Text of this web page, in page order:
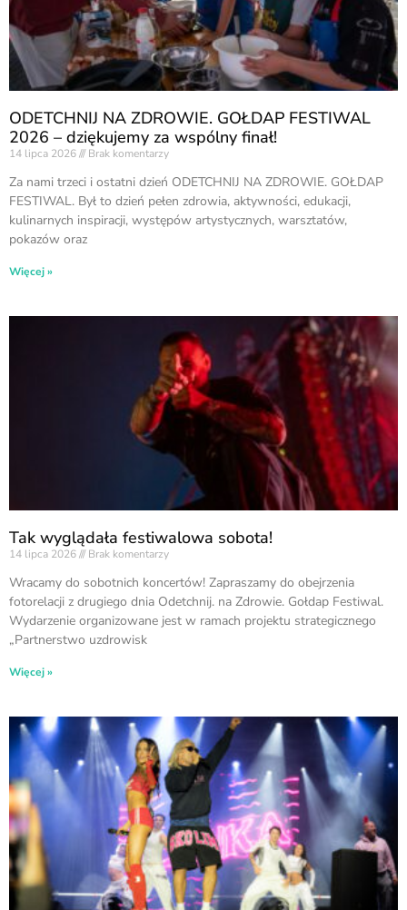
ODETCHNIJ NA ZDROWIE. GOŁDAP FESTIWAL
2026 – dziękujemy za wspólny finał!
14 lipca 2026 Brak komentarzy
Za nami trzeci i ostatni dzień ODETCHNIJ NA ZDROWIE. GOŁDAP
FESTIWAL. Był to dzień pełen zdrowia, aktywności, edukacji,
kulinarnych inspiracji, występów artystycznych, warsztatów,
pokazów oraz
Więcej »
Tak wyglądała festiwalowa sobota!
14 lipca 2026 Brak komentarzy
Wracamy do sobotnich koncertów! Zapraszamy do obejrzenia
fotorelacji z drugiego dnia Odetchnij. na Zdrowie. Gołdap Festiwal.
Wydarzenie organizowane jest w ramach projektu strategicznego
„Partnerstwo uzdrowisk
Więcej »